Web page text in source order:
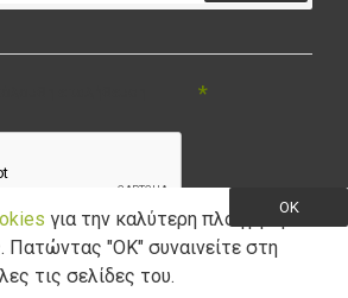
αποδέχομαι την Πολιτική Απορρήτου
OK
για την καλύτερη πλοήγηση
Πατώντας "ΟK" συναινείτε στη
τις σελίδες του.